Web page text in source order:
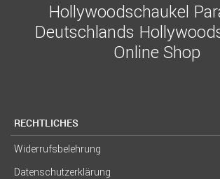
Hollywoodschaukel
Deutschlands
Online Shop
RECHTLICHES
Widerrufsbelehrung
Datenschutzerklärung